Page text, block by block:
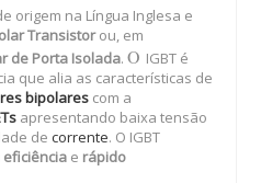
origem na Língua Inglesa e
Transistorou, em
de Porta Isolada.O IGBT é
que alia as características de
bipolares com a
apresentando baixa tensão
decorrente. O IGBT
eficiência e rápido